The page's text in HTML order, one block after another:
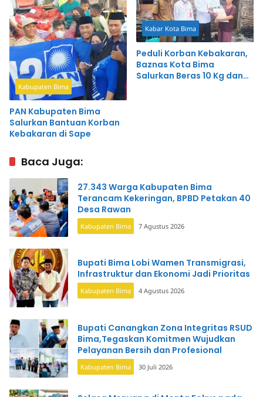
Kabupaten Bima
PAN Kabupaten Bima
Salurkan Bantuan Korban
Kebakaran di Sape
Kabar Kota Bima
Peduli Korban Kebakaran,
Baznas Kota Bima
Salurkan Beras 10 Kg dan
Baca Juga:
27.343 Warga Kabupaten Bima
Terancam Kekeringan, BPBD Petakan 40
Desa Rawan
Kabupaten Bima 7 Agustus 2026
Bupati Bima Lobi Wamen Transmigrasi,
Infrastruktur dan Ekonomi Jadi Prioritas
Kabupaten Bima 4 Agustus 2026
Bupati Canangkan Zona Integritas RSUD
Bima,Tegaskan Komitmen Wujudkan
Pelayanan Bersih dan Profesional
Kabupaten Bima 30 Juli 2026